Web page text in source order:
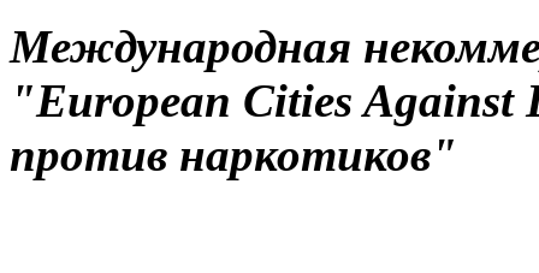
Международная
"European Cities Against
против наркотиков"